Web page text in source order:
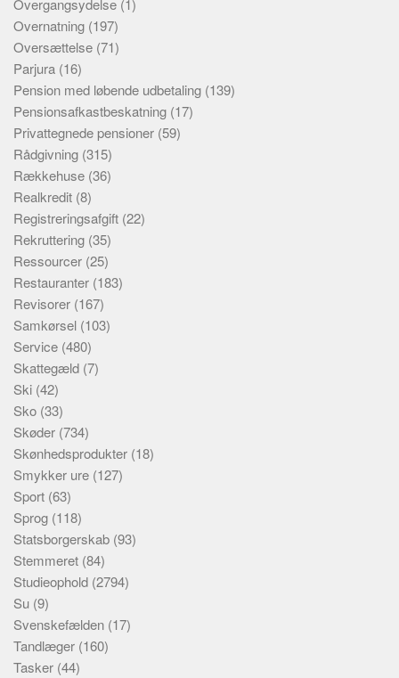
Overgangsydelse (1)
Overnatning (197)
Oversættelse (71)
Parjura (16)
Pension med løbende udbetaling (139)
Pensionsafkastbeskatning (17)
Privattegnede pensioner (59)
Rådgivning (315)
Rækkehuse (36)
Realkredit (8)
Registreringsafgift (22)
Rekruttering (35)
Ressourcer (25)
Restauranter (183)
Revisorer (167)
Samkørsel (103)
Service (480)
Skattegæld (7)
Ski (42)
Sko (33)
Skøder (734)
Skønhedsprodukter (18)
Smykker ure (127)
Sport (63)
Sprog (118)
Statsborgerskab (93)
Stemmeret (84)
Studieophold (2794)
Su (9)
Svenskefælden (17)
Tandlæger (160)
Tasker (44)